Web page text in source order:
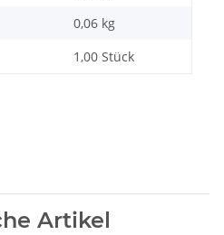
0,06 kg
1,00 Stück
Artikel